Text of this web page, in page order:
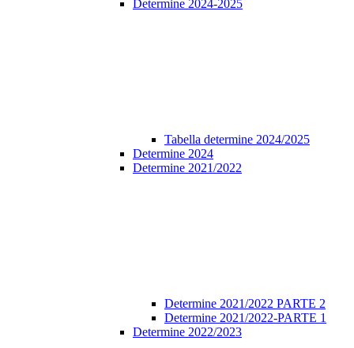
Determine 2024-2025
Tabella determine 2024/2025
Determine 2024
Determine 2021/2022
Determine 2021/2022 PARTE 2
Determine 2021/2022-PARTE 1
Determine 2022/2023